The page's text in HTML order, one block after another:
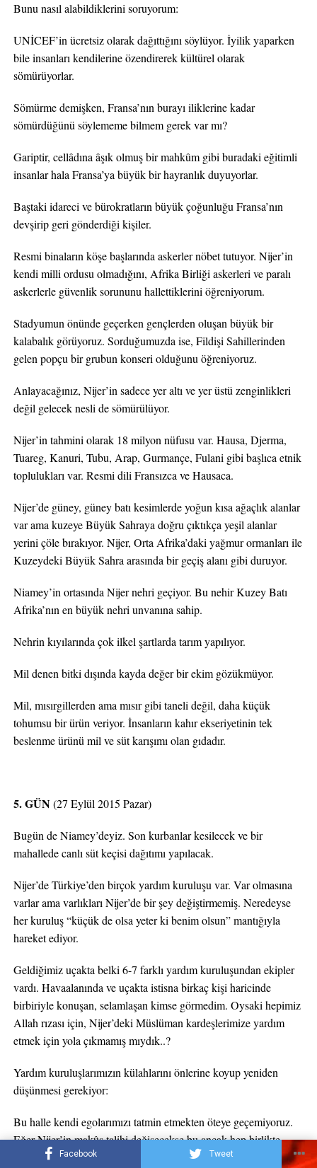
Facebook Tweet
Bunu nasıl alabildiklerini soruyorum:
UNİCEF’in ücretsiz olarak dağıttığını söylüyor. İyilik yaparken
bile insanları kendilerine özendirerek kültürel olarak
sömürüyorlar.
Sömürme demişken, Fransa’nın burayı iliklerine kadar
sömürdüğünü söylememe bilmem gerek var mı?
Gariptir, cellâdına âşık olmuş bir mahkûm gibi buradaki eğitimli
insanlar hala Fransa’ya büyük bir hayranlık duyuyorlar.
Baştaki idareci ve bürokratların büyük çoğunluğu Fransa’nın
devşirip geri gönderdiği kişiler.
Resmi binaların köşe başlarında askerler nöbet tutuyor. Nijer’in
kendi milli ordusu olmadığını, Afrika Birliği askerleri ve paralı
askerlerle güvenlik sorununu hallettiklerini öğreniyorum.
Stadyumun önünde geçerken gençlerden oluşan büyük bir
kalabalık görüyoruz. Sorduğumuzda ise, Fildişi Sahillerinden
gelen popçu bir grubun konseri olduğunu öğreniyoruz.
Anlayacağınız, Nijer’in sadece yer altı ve yer üstü zenginlikleri
değil gelecek nesli de sömürülüyor.
Nijer’in tahmini olarak 18 milyon nüfusu var. Hausa, Djerma,
Tuareg, Kanuri, Tubu, Arap, Gurmançe, Fulani gibi başlıca etnik
toplulukları var. Resmi dili Fransızca ve Hausaca.
Nijer’de güney, güney batı kesimlerde yoğun kısa ağaçlık alanlar
var ama kuzeye Büyük Sahraya doğru çıktıkça yeşil alanlar
yerini çöle bırakıyor. Nijer, Orta Afrika’daki yağmur ormanları ile
Kuzeydeki Büyük Sahra arasında bir geçiş alanı gibi duruyor.
Niamey’in ortasında Nijer nehri geçiyor. Bu nehir Kuzey Batı
Afrika’nın en büyük nehri unvanına sahip.
Nehrin kıyılarında çok ilkel şartlarda tarım yapılıyor.
Mil denen bitki dışında kayda değer bir ekim gözükmüyor.
Mil, mısırgillerden ama mısır gibi taneli değil, daha küçük
tohumsu bir ürün veriyor. İnsanların kahır ekseriyetinin tek
beslenme ürünü mil ve süt karışımı olan gıdadır.
5. GÜN(27 Eylül 2015 Pazar)
Bugün de Niamey’deyiz. Son kurbanlar kesilecek ve bir
mahallede canlı süt keçisi dağıtımı yapılacak.
Nijer’de Türkiye’den birçok yardım kuruluşu var. Var olmasına
varlar ama varlıkları Nijer’de bir şey değiştirmemiş. Neredeyse
her kuruluş “küçük de olsa yeter ki benim olsun” mantığıyla
hareket ediyor.
Geldiğimiz uçakta belki 6-7 farklı yardım kuruluşundan ekipler
vardı. Havaalanında ve uçakta istisna birkaç kişi haricinde
birbiriyle konuşan, selamlaşan kimse görmedim. Oysaki hepimiz
Allah rızası için, Nijer’deki Müslüman kardeşlerimize yardım
etmek için yola çıkmamış mıydık..?
Yardım kuruluşlarımızın külahlarını önlerine koyup yeniden
düşünmesi gerekiyor:
Bu halle kendi egolarımızı tatmin etmekten öteye geçemiyoruz.
Eğer Nijer’in makûs talihi değişecekse bu ancak hep birlikte
yapacağımız işlerle mümkündür.